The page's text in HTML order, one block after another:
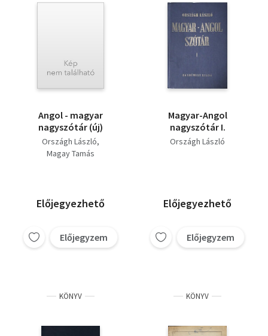
Angol - magyar
nagyszótár (új)
Országh László
Magay Tamás
Előjegyezhető
Előjegyzem
Magyar-Angol
nagyszótár I.
Országh László
Előjegyezhető
Előjegyzem
KÖNYV KÖNYV